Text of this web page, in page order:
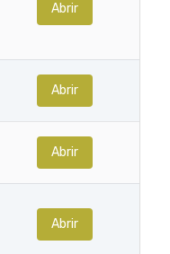
Abrir
Abrir
Abrir
Abrir